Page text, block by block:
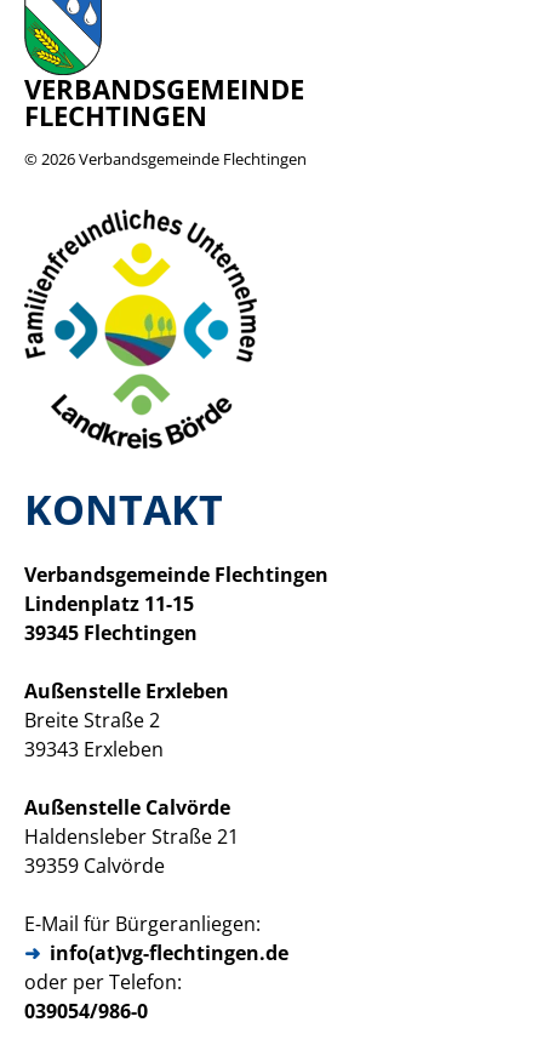
VERBANDSGEMEINDE
FLECHTINGEN
© 2026Verbandsgemeinde Flechtingen
KONTAKT
Verbandsgemeinde Flechtingen
Lindenplatz 11-15
39345 Flechtingen
Außenstelle Erxleben
Breite Straße 2
39343 Erxleben
Außenstelle Calvörde
Haldensleber Straße 21
39359 Calvörde
E-Mail für Bürgeranliegen:
info(at)vg-flechtingen.de
oder per Telefon:
039054/986-0